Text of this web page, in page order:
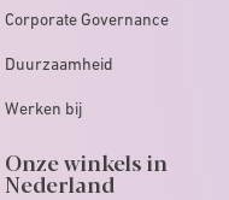
Corporate Governance
Duurzaamheid
Werken bij
Onze winkels in
Nederland